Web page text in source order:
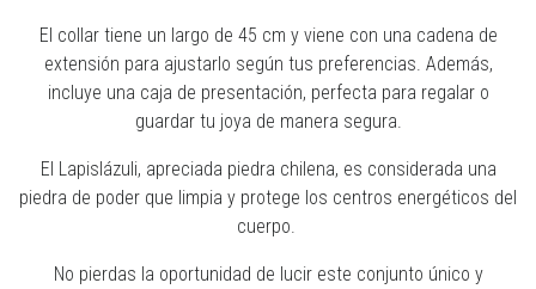
El collar tiene un largo de 45 cm y viene con una cadena de
extensión para ajustarlo según tus preferencias. Además,
incluye una caja de presentación, perfecta para regalar o
guardar tu joya de manera segura.
El Lapislázuli, apreciada piedra chilena, es considerada una
piedra de poder que limpia y protege los centros energéticos del
cuerpo.
No pierdas la oportunidad de lucir este conjunto único y